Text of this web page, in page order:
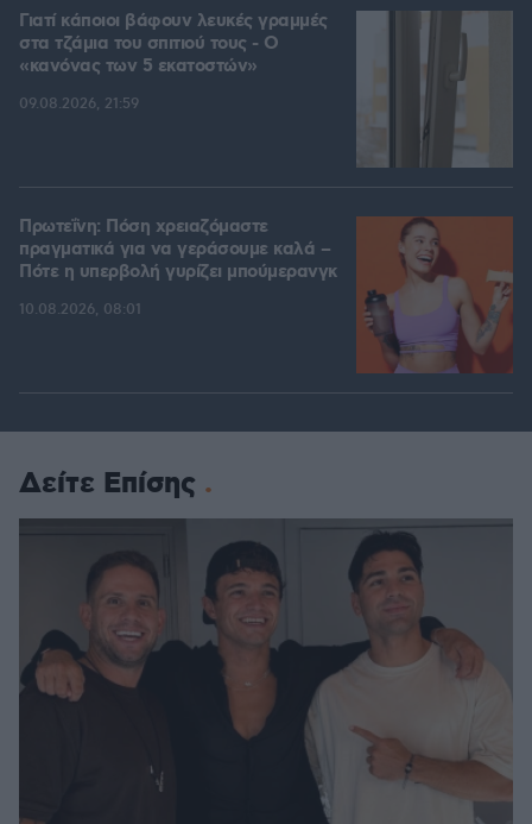
Γιατί κάποιοι βάφουν λευκές γραμμές
στα τζάμια του σπιτιού τους - Ο
«κανόνας των 5 εκατοστών»
09.08.2026, 21:59
Πρωτεΐνη: Πόση χρειαζόμαστε
πραγματικά για να γεράσουμε καλά –
Πότε η υπερβολή γυρίζει μπούμερανγκ
10.08.2026, 08:01
Δείτε Επίσης